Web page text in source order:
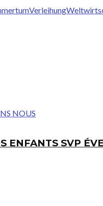
Verleihung
ENFANTS SVP